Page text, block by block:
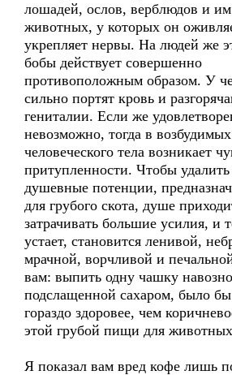
лошадей, ослов, верблюдов и
животных, у которых он
укрепляет нервы. На людей же
бобы действует совершенно
противоположным образом. У
сильно портят кровь и
гениталии. Если же
невозможно, тогда в
человеческого тела возникает
притупленности. Чтобы удалить
душевные потенции,
для грубого скота, душе
затрачивать большие усилия, и
устает, становится ленивой,
мрачной, ворчливой и
вам: выпить одну чашку
подслащенной сахаром, было бы
гораздо здоровее, чем
этой грубой пищи для
Я показал вам вред кофе лишь